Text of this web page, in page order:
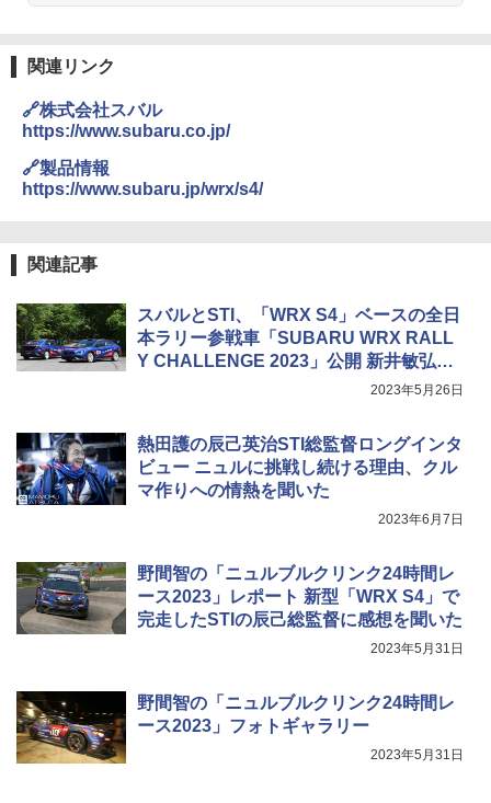
関連リンク
🔗株式会社スバル
https://www.subaru.co.jp/
🔗製品情報
https://www.subaru.jp/wrx/s4/
関連記事
スバルとSTI、「WRX S4」ベースの全日
本ラリー参戦車「SUBARU WRX RALL
Y CHALLENGE 2023」公開 新井敏弘＆
鎌田卓麻選手が手ごたえを語る2023年5月26日
熱田護の辰己英治STI総監督ロングインタ
ビュー ニュルに挑戦し続ける理由、クル
マ作りへの情熱を聞いた
2023年6月7日
野間智の「ニュルブルクリンク24時間レ
ース2023」レポート 新型「WRX S4」で
完走したSTIの辰己総監督に感想を聞いた
2023年5月31日
野間智の「ニュルブルクリンク24時間レ
ース2023」フォトギャラリー
2023年5月31日